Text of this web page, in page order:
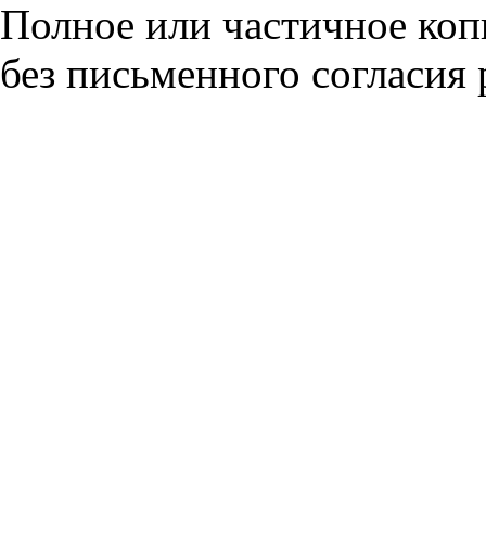
Полное или частичное
без письменного